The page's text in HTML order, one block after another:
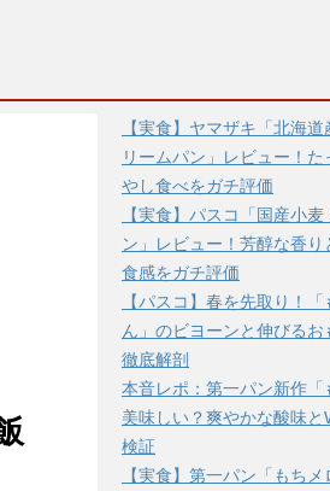
【実食】ヤマザキ「北海
リームパン」レビュー！
やし食べをガチ評価
【実食】パスコ「国産小
ン」レビュー！芳醇な香
食感をガチ評価
【パスコ】春を先取り！
ん」のビヨーンと伸びる
徹底解剖
本音レポ：第一パン新作「
美味しい？爽やかな酸味
検証
【実食】第一パン「もち